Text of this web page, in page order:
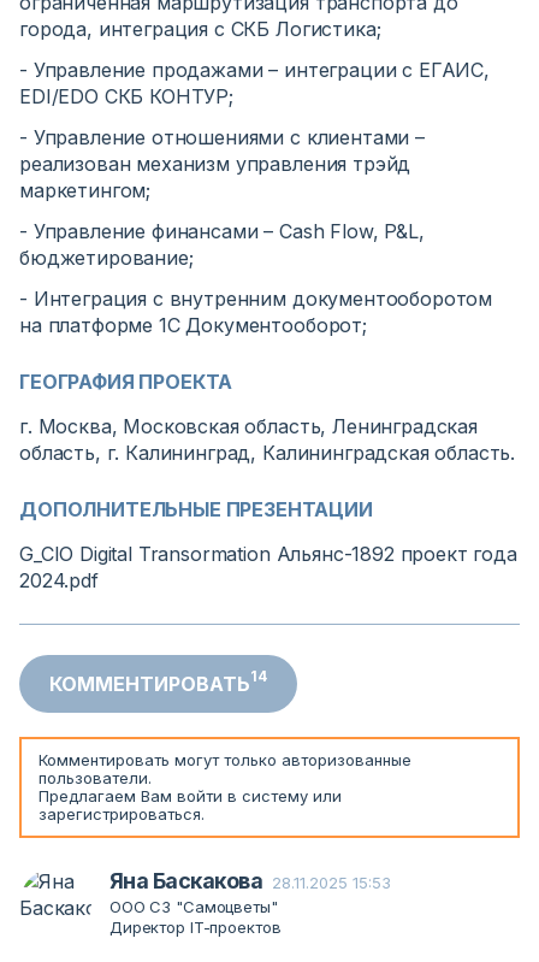
города, интеграция с СКБ Логистика;
- Управление продажами – интеграции с ЕГАИС,
EDI/EDO СКБ КОНТУР;
- Управление отношениями с клиентами –
реализован механизм управления трэйд
маркетингом;
- Управление финансами – Cash Flow, P&L,
бюджетирование;
- Интеграция с внутренним документооборотом
на платформе 1С Документооборот;
ГЕОГРАФИЯ ПРОЕКТА
г. Москва, Московская область, Ленинградская
область, г. Калининград, Калининградская область.
ДОПОЛНИТЕЛЬНЫЕ ПРЕЗЕНТАЦИИ
G_CIO Digital Transormation Альянс-1892 проект года
2024.pdf
КОММЕНТИРОВАТЬ14
Комментировать могут только авторизованные
пользователи.
Предлагаем Вам войти в систему или
зарегистрироваться.
Яна Баскакова 28.11.2025 15:53
ООО СЗ "Самоцветы"
Директор IT-проектов